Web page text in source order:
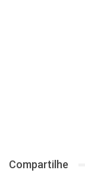
Compartilhe